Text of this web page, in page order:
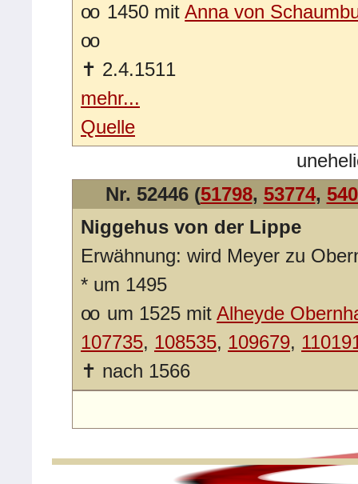
oo 1450 mitAnna von
oo
✝ 2.4.1511
mehr...
Quelle
Nr. 52446 (51798, 53774,
Niggehus von der Lippe
Erwähnung: wird Meyer zu
* um 1495
oo um 1525 mitAlheyde
107735, 108535, 109679,
✝ nach 1566